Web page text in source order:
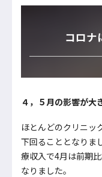
コロナ
４，５月の影響が大
ほとんどのクリニッ
下回ることとなりま
療収入で4月は前期
なりました。